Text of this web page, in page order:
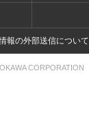
報の外部送信について
CORPORATION